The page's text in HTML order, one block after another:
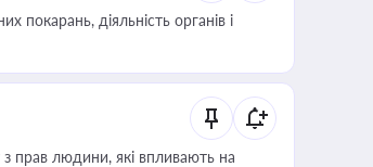
покарань, діяльність органів і
з прав людини, які впливають на